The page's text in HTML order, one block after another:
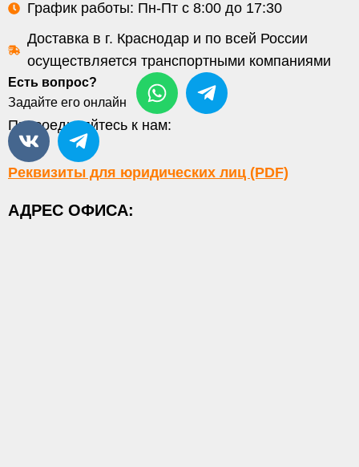
График работы: Пн-Пт с 8:00 до 17:30
Доставка в г. Краснодар и по всей России
осуществляется транспортными компаниями
Есть вопрос?
Задайте его онлайн
Присоединяйтесь к нам:
Реквизиты для юридических лиц (PDF)
АДРЕС ОФИСА: